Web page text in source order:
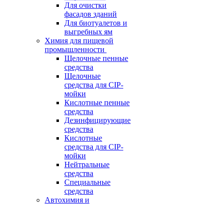
Для очистки
фасадов зданий
Для биотуалетов и
выгребных ям
Химия для пищевой
промышленности
Щелочные пенные
средства
Щелочные
средства для CIP-
мойки
Кислотные пенные
средства
Дезинфицирующие
средства
Кислотные
средства для CIP-
мойки
Нейтральные
средства
Специальные
средства
Автохимия и